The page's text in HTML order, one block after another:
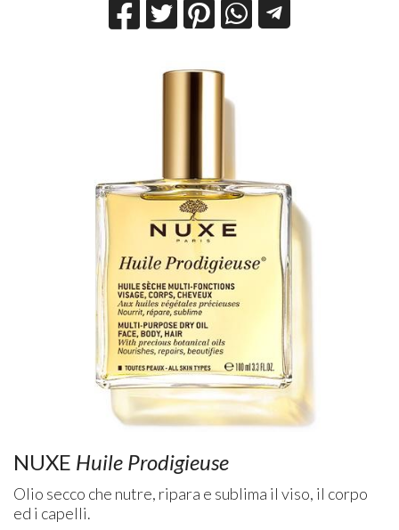
NUXE Huile Prodigieuse
Olio secco che nutre, ripara e sublima il viso, il corpo
ed i capelli.